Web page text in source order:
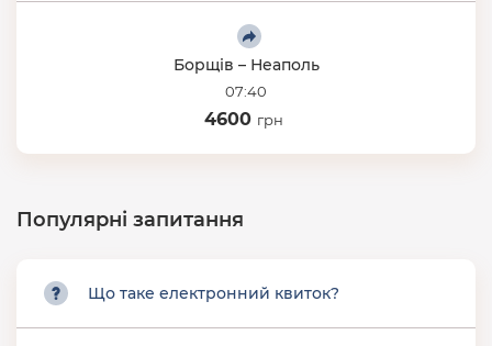
Борщів – Неаполь
07:40
4600 грн
Популярні запитання
Що таке електронний квиток?